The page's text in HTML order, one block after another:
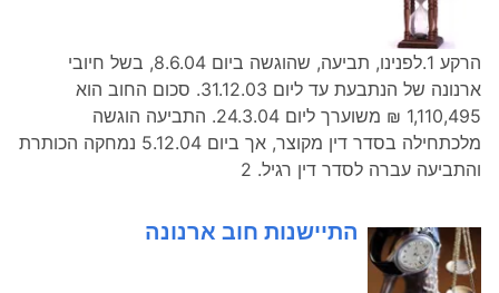
הרקע 1.לפנינו, תביעה, שהוגשה ביום 8.6.04, בשל חיובי
ארנונה של הנתבעת עד ליום 31.12.03. סכום החוב הוא
1,110,495 ₪ משוערך ליום 24.3.04. התביעה הוגשה
מלכתחילה בסדר דין מקוצר, אך ביום 5.12.04 נמחקה הכותרת
והתביעה עברה לסדר דין רגיל. 2
התיישנות חוב ארנונה